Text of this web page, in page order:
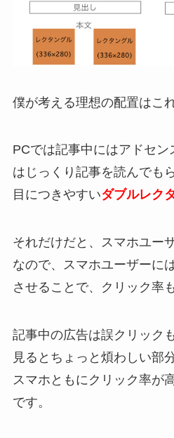
僕が考える理想の配置はこ
PCでは記事中にはアドセ
はじっくり記事を読んでも
目につきやすいダブルレク
それだけだと、スマホユー
なので、スマホユーザーに
させることで、クリック率
記事中の広告は誤クリック
見るとちょっと煩わしい部
スマホともにクリック率が
です。